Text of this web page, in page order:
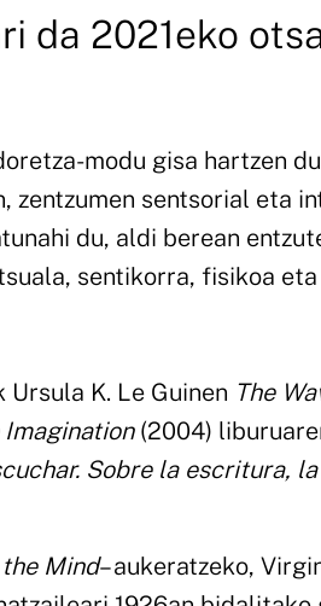
da 2021eko
modu gisa hartzen
zentzumen sentsorial eta
du, aldi berean
sentikorra, fisikoa
Ursula K. Le Guinen The
(2004)
Sobre la escritura,
the Mind– aukeratzeko,